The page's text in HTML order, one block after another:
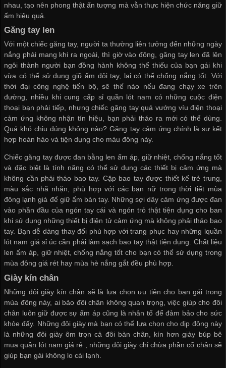
nhau, tạo nên phong thật ấn tượng mà vẫn thực hiện chức năng giữ
ấm hiệu quả.
Găng tay len
Với một chiếc găng tay, người ta thường liên tưởng đến những ngày
nắng phải mang khi ra ngoài, thì giờ vào đông, găng tay len đã lên
ngôi thành người bạn đồng hành không thể thiếu của bạn gái khi
vừa có thể sử dụng giữ ấm đôi tay, lại có thể chống nắng tốt. Với
thời đại công nghệ tiến bộ, sẽ thế nào nếu đang chạy xe trên
đường, nhiều khicung cấp sỉ quần lót nam có những cuộc điện
thoại bạn phải tiếp, nhưng chiếc găng tay quá vướng víu điện thoại
cảm ứng không nhận tín hiệu, bạn phải tháo ra mới có thể dùng.
Quá khó chịu đúng không nào? Găng tay cảm ứng chính là sự kết
hợp hoàn hảo và tiện dụng cho màu đông này.
Chiếc găng tay được đan bằng len ấm áp, giữ nhiệt, chống nắng tốt
và đặc biệt là tính năng có thể sử dụng các thiết bị cảm ứng mà
không cần phải tháo bao tay. Cặp bao tay được thiết kế trẻ trung,
màu sắc nhã nhặn, phù hợp với các bạn nữ trong thời tiết mùa
đông lạnh giá để giữ ấm bàn tay. Những sợi dây cảm ứng được đan
vào phần đầu của ngón tay cái và ngón trỏ thật tiện dụng cho ban
khi sử dụng những thiết bị điện tử cảm ứng mà không phải tháo bao
tay. Bạn dễ dàng thay đổi phù hợp với trang phục hay những lquần
lót nam giá sỉúc cần phải làm sạch bao tay thật tiện dụng. Chất liệu
len ấm áp, giữ nhiệt, chống nắng tốt cho bạn có thể sử dụng trong
mùa đông giá rét hay mùa hè nắng gắt đều phù hợp.
Giày kín chân
Những đôi giày kín chân sẽ là lựa chọn ưu tiên cho bạn gái trong
mùa đông này, ai bảo đôi chân không quan trọng, việc giúp cho đôi
chân luôn giữ được sự ấm áp cũng là nhân tố để đảm bảo cho sức
khỏe đấy. Những đôi giày mà bạn có thể lựa chọn cho dịp đông này
là những đôi giày ôm trọn cả đôi bàn chân, kín hơn giày búp bê
mua quần lót nam giá rẻ , những đôi giày chỉ chừa phần cổ chân sẽ
giúp bạn gái không lo cái lạnh.